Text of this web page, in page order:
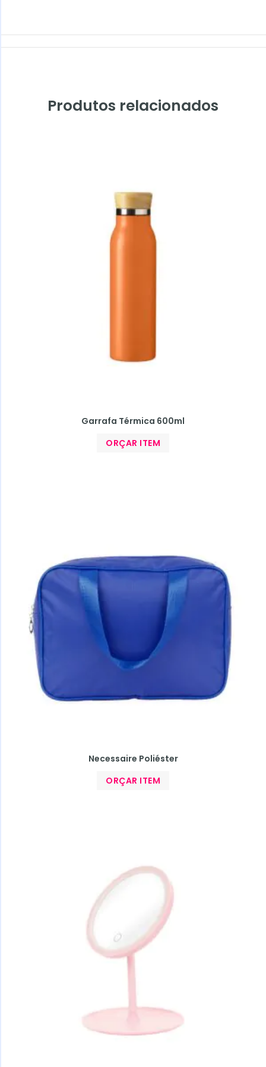
Produtos relacionados
Garrafa Térmica 600ml
ORÇAR ITEM
Necessaire Poliéster
ORÇAR ITEM